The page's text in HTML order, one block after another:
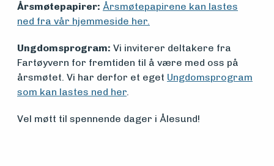
Årsmøtepapirer: Årsmøtepapirene kan lastes
ned fra vår hjemmeside her.
Ungdomsprogram: Vi inviterer deltakere fra
Fartøyvern for fremtiden til å være med oss på
årsmøtet. Vi har derfor et eget Ungdomsprogram
som kan lastes ned her.
Vel møtt til spennende dager i Ålesund!